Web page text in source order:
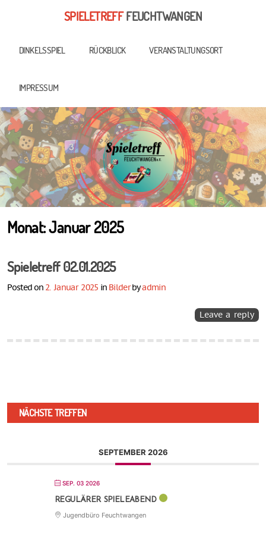
SPIELETREFFFEUCHTWANGEN
DINKELSSPIEL RÜCKBLICK VERANSTALTUNGSORT
IMPRESSUM
Monat:Januar 2025
Spieletreff 02.01.2025
Posted on 2. Januar 2025 in Bilderbyadmin
Leave a reply
NÄCHSTE TREFFEN
SEPTEMBER 2026
SEP. 03 2026
REGULÄRER SPIELEABEND
Jugendbüro Feuchtwangen